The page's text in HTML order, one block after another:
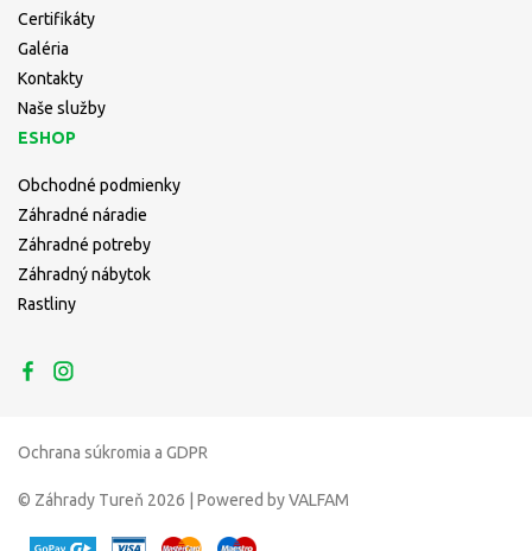
Certifikáty
Galéria
Kontakty
Naše služby
ESHOP
Obchodné podmienky
Záhradné náradie
Záhradné potreby
Záhradný nábytok
Rastliny
Ochrana súkromia a GDPR
© Záhrady Tureň 2026 | Powered by VALFAM